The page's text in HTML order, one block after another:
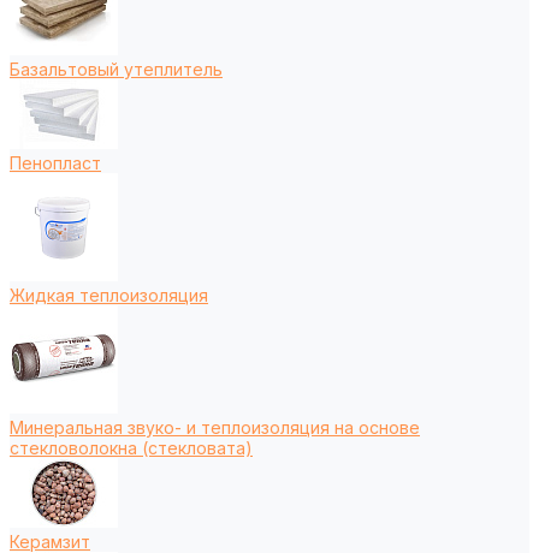
Базальтовый утеплитель
Пенопласт
Жидкая теплоизоляция
Минеральная звуко- и теплоизоляция на основе
стекловолокна (стекловата)
Керамзит